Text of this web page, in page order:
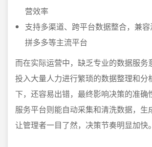
营效率
支持多渠道、跨平台数据整合，兼容
拼多多等主流平台
而在实际运营中，缺乏专业的数据服务
投入大量人力进行繁琐的数据整理和分
下，还容易出错，最终影响决策的准确
服务平台则能自动采集和清洗数据，生
让管理者一目了然，决策节奏明显加快。